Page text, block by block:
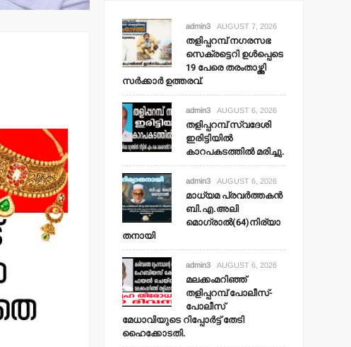
admin3 AUGUST 7, 2026
തളിപ്പറമ്പ് നഗരസഭ
സെക്രട്ടെറി ഉള്‍പ്പെടെ
19 പേരെ തരംതാഴ്ത്തി
സര്‍ക്കാര്‍ ഉത്തരവ്.
admin3 AUGUST 6, 2026
തളിപ്പറമ്പ് സ്വദേശി
ഇരിട്ടിയില്‍
കാറപകടത്തില്‍ മരിച്ചു.
admin3 AUGUST 6, 2026
മാധ്യമ പ്രവര്‍ത്തകന്‍
ബി.എ.അലി
മൊഗ്രാല്‍(64)നിര്യാ
തനായി
admin3 AUGUST 6, 2026
മലക്കംമറിഞ്ഞ്
തളിപ്പറമ്പ് പോലീസ്-
പോലീസ്
മേധാവിയുടെ റിപ്പോര്‍ട്ട് തേടി
ഹൈക്കോടതി.